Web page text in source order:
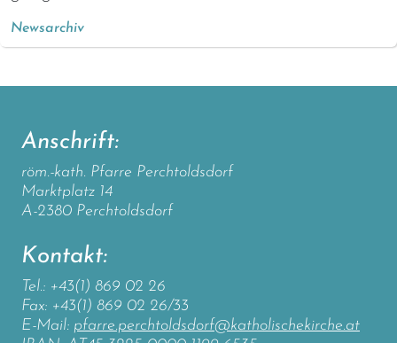
Newsarchiv
Anschrift:
röm.-kath. Pfarre Perchtoldsdorf
Marktplatz 14
A-2380 Perchtoldsdorf
Kontakt:
Tel.: +43(1) 869 02 26
Fax: +43(1) 869 02 26/33
E-Mail: pfarre.perchtoldsdorf@katholischekirche.at